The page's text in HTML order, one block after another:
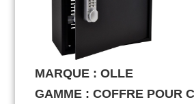
MARQUE : OLLE
GAMME : COFFRE POUR